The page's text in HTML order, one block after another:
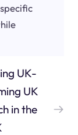
UK-
UK
in the